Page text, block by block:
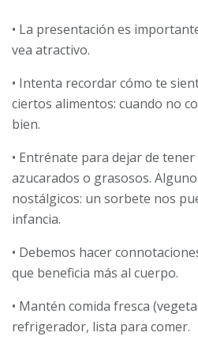
• La presentación es
vea atractivo.
• Intenta recordar cómo te
ciertos alimentos: cuando no
bien.
• Entrénate para dejar de
azucarados o grasosos.
nostálgicos: un sorbete nos
infancia.
• Debemos hacer
que beneficia más al cuerpo.
• Mantén comida fresca
refrigerador, lista para comer.